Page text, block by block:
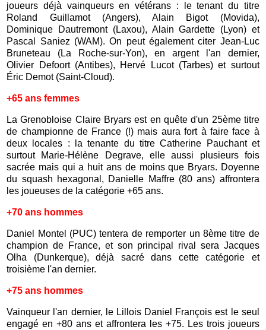
joueurs déjà vainqueurs en vétérans : le tenant du titre
Roland Guillamot (Angers), Alain Bigot (Movida),
Dominique Dautremont (Laxou), Alain Gardette (Lyon) et
Pascal Saniez (WAM). On peut également citer Jean-Luc
Bruneteau (La Roche-sur-Yon), en argent l'an dernier,
Olivier Defoort (Antibes), Hervé Lucot (Tarbes) et surtout
Éric Demot (Saint-Cloud).
+65 ans femmes
La Grenobloise Claire Bryars est en quête d'un 25ème titre
de championne de France (!) mais aura fort à faire face à
deux locales : la tenante du titre Catherine Pauchant et
surtout Marie-Hélène Degrave, elle aussi plusieurs fois
sacrée mais qui a huit ans de moins que Bryars. Doyenne
du squash hexagonal, Danielle Maffre (80 ans) affrontera
les joueuses de la catégorie +65 ans.
+70 ans hommes
Daniel Montel (PUC) tentera de remporter un 8ème titre de
champion de France, et son principal rival sera Jacques
Olha (Dunkerque), déjà sacré dans cette catégorie et
troisième l'an dernier.
+75 ans hommes
Vainqueur l'an dernier, le Lillois Daniel François est le seul
engagé en +80 ans et affrontera les +75. Les trois joueurs